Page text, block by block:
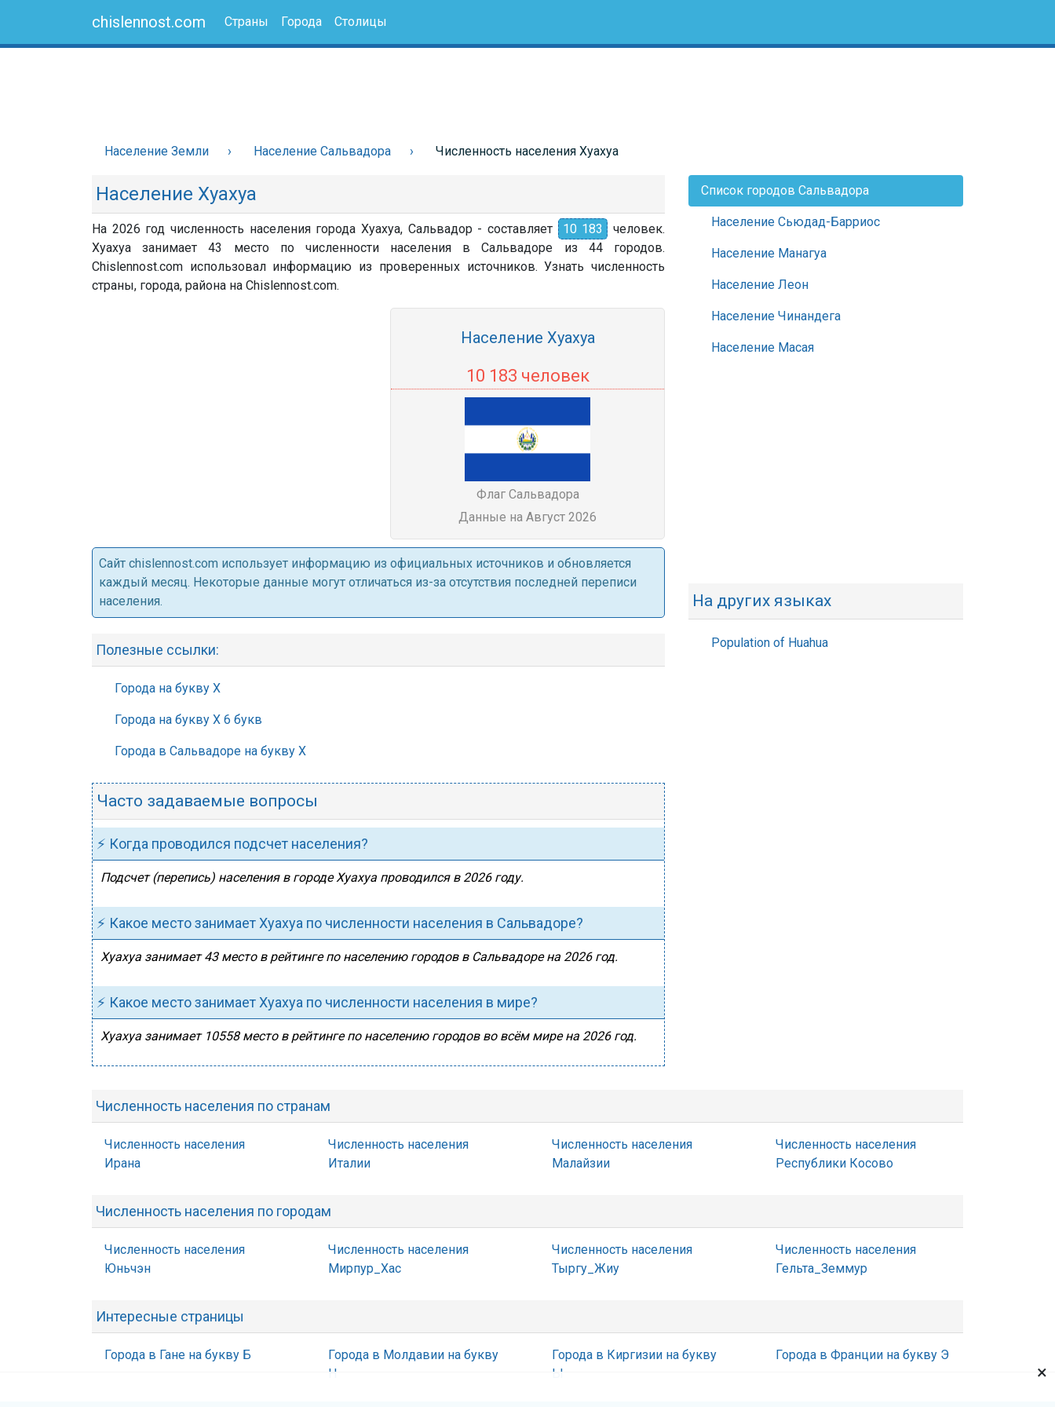
chislennost.com Страны Города Столицы
Население Земли Население Сальвадора Численность населения Хуахуа
Население Хуахуа
На 2026 год численность населения города Хуахуа, Сальвадор - составляет 10 183
человек.
Хуахуа занимает 43 место по численности населения в Сальвадоре из 44 городов.
Chislennost.com использовал информацию из проверенных источников. Узнать численность
страны, города, района на Chislennost.com.
Население Хуахуа
10 183 человек
Флаг Сальвадора
Данные на Август 2026
Cайт chislennost.com использует информацию из официальных источников и обновляется
каждый месяц. Некоторые данные могут отличаться из-за отсутствия последней переписи
населения.
Полезные ссылки:
Города на букву Х
Города на букву Х 6 букв
Города в Сальвадоре на букву Х
Часто задаваемые вопросы
⚡ Когда проводился подсчет населения?
Подсчет (перепись) населения в городе Хуахуа проводился в 2026 году.
⚡ Какое место занимает Хуахуа по численности населения в Сальвадоре?
Хуахуа занимает 43 место в рейтинге по населению городов в Сальвадоре на 2026 год.
⚡ Какое место занимает Хуахуа по численности населения в мире?
Хуахуа занимает 10558 место в рейтинге по населению городов во всём мире на 2026 год.
Список городов Сальвадора
Население Сьюдад-Барриос
Население Манагуа
Население Леон
Население Чинандега
Население Масая
На других языках
Population of Huahua
Численность населения по странам
Численность населения
Ирана
Численность населения
Италии
Численность населения
Малайзии
Численность населения
Республики Косово
Численность населения по городам
Численность населения
Юньчэн
Численность населения
Мирпур_Хас
Численность населения
Тыргу_Жиу
Численность населения
Гельта_Земмур
Интересные страницы
Города в Гане на букву Б
Города в Молдавии на букву
Н
Города в Киргизии на букву
Ы
Города в Франции на букву Э
×